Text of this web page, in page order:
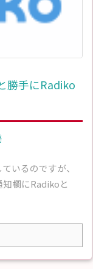
勝手にRadiko
いるのですが、
欄にRadikoと